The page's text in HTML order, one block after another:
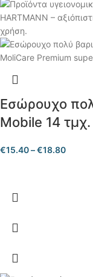
Εσώρουχο
Mobile 14 τμχ.
€15.40–€18.80